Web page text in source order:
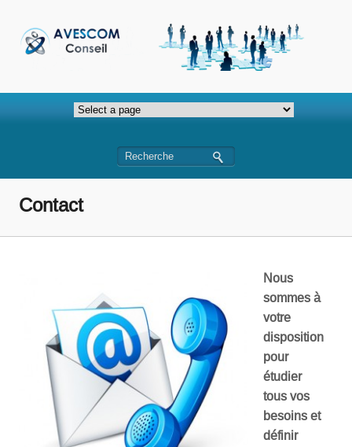
Contact
Nous
sommes à
votre
disposition
pour
étudier
tous vos
besoins et
définir